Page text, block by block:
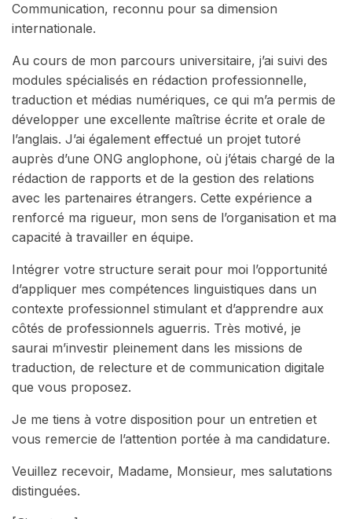
Communication, reconnu pour sa dimension
internationale.
Au cours de mon parcours universitaire, j’ai suivi des
modules spécialisés en rédaction professionnelle,
traduction et médias numériques, ce qui m’a permis de
développer une excellente maîtrise écrite et orale de
l’anglais. J’ai également effectué un projet tutoré
auprès d’une ONG anglophone, où j’étais chargé de la
rédaction de rapports et de la gestion des relations
avec les partenaires étrangers. Cette expérience a
renforcé ma rigueur, mon sens de l’organisation et ma
capacité à travailler en équipe.
Intégrer votre structure serait pour moi l’opportunité
d’appliquer mes compétences linguistiques dans un
contexte professionnel stimulant et d’apprendre aux
côtés de professionnels aguerris. Très motivé, je
saurai m’investir pleinement dans les missions de
traduction, de relecture et de communication digitale
que vous proposez.
Je me tiens à votre disposition pour un entretien et
vous remercie de l’attention portée à ma candidature.
Veuillez recevoir, Madame, Monsieur, mes salutations
distinguées.